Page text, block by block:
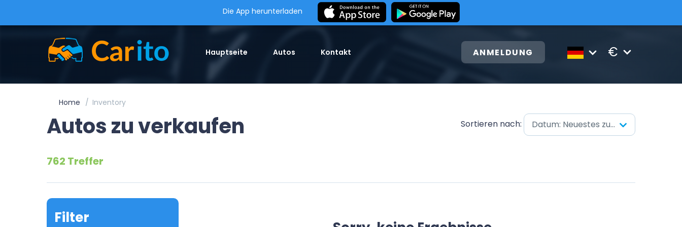
Die App herunterladen
Hauptseite Autos Kontakt ANMELDUNG €
Home Inventory
Autos zu verkaufen
762 Treffer
Sortieren nach: Datum: Neuestes zuerst
Filter